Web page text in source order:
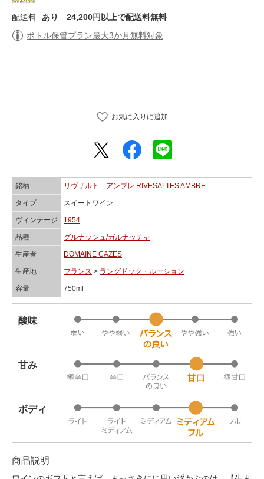
配送料 あり
24,200円以上で配送料無料
ボトル保管プラン最大3か月無料対象
銘柄 リヴザルト アンブレ RIVESALTES AMBRE
タイプ スイートワイン
ヴィンテージ 1954
品種 グルナッシュ/ガルナッチャ
生産者 DOMAINE CAZES
生産地 フランス > ラングドック・ルーション
容量 750ml
酸味
甘み
ボディ
商品説明